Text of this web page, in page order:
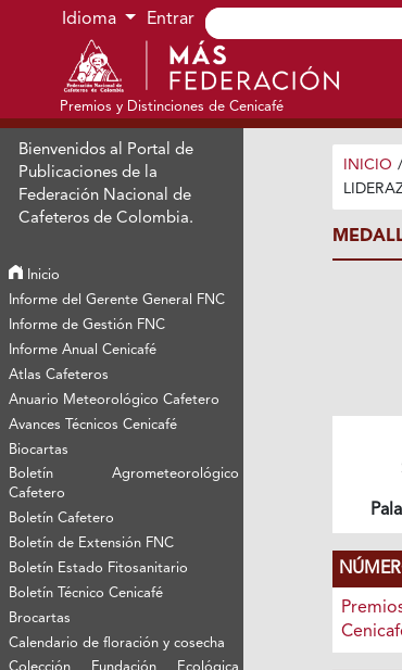
Ir al menú de navegación principal
Ir al contenido principal
Ir al pie de página del sitio
Idioma Entrar
Premios y Distinciones de Cenicafé
Bienvenidos al Portal de
Publicaciones de la
Federación Nacional de
Cafeteros de Colombia.
Inicio
Informe del Gerente General FNC
Informe de Gestión FNC
Informe Anual Cenicafé
Atlas Cafeteros
Anuario Meteorológico Cafetero
Avances Técnicos Cenicafé
Biocartas
Boletín Agrometeorológico
Cafetero
Boletín Cafetero
Boletín de Extensión FNC
Boletín Estado Fitosanitario
Boletín Técnico Cenicafé
Brocartas
Calendario de floración y cosecha
INICIO /